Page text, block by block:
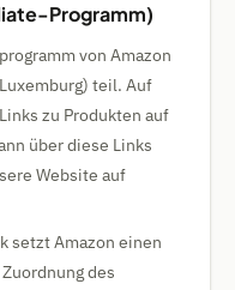
Programm)
von Amazon
teil. Auf
zu Produkten auf
über diese Links
Website auf
setzt Amazon einen
des